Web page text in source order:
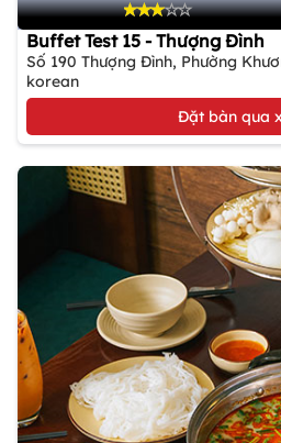
Buffet Test 15 - Thượng Đình
Số 190 Thượng Đình, Phường
korean
Đặt bàn qua